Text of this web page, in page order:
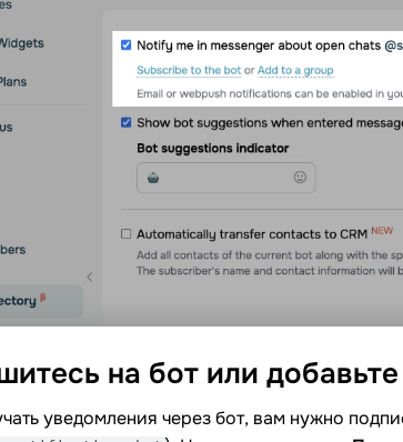
на бот или добавьте
уведомления через бот, вам нужно